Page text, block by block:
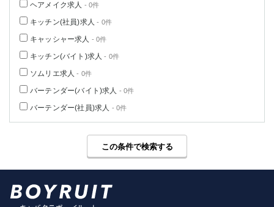
ヘアメイク求人 - 0件
キッチン(社員)求人 - 0件
キャッシャー求人 - 0件
キッチン(バイト)求人 - 0件
ソムリエ求人 - 0件
バーテンダー(バイト)求人 - 0件
バーテンダー(社員)求人 - 0件
この条件で検索する